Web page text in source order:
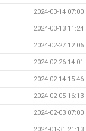
2024-03-14 07:00
2024-03-13 11:24
2024-02-27 12:06
2024-02-26 14:01
2024-02-14 15:46
2024-02-05 16:13
2024-02-03 07:00